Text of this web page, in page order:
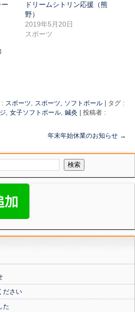
ドリームシトリン応援（熊
野）
2019年5月20日
スポーツ
: スポーツ, スポーツ, ソフトボール
タグ :
, 女子ソフトボール, 鍼灸
投稿者 :
年末年始休業のお知らせ →
ださい
た